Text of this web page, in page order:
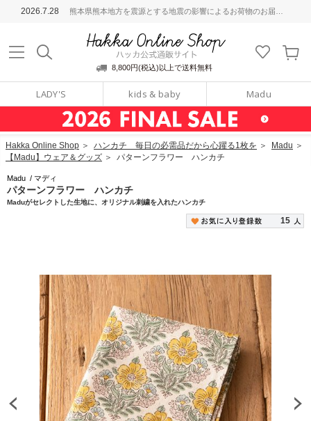
2026.7.28 熊本県熊本地方を震源とする地震の影響によるお荷物のお届けについて
8,800円(税込)以上で送料無料
LADY'S kids & baby Madu
通販サイト
Hakka Online Shop ＞ ハンカチ 毎日の必需品だから心躍る1枚を ＞ Madu ＞
【Madu】ウェア＆グッズ ＞ パターンフラワー ハンカチ
Madu / マディ
パターンフラワー ハンカチ
Maduがセレクトした生地に、オリジナル刺繍を入れたハンカチ
15